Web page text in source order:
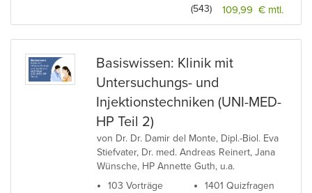
109,99 € mtl.
(543)
Basiswissen: Klinik mit
Untersuchungs- und
Injektionstechniken (UNI-MED-
HP Teil 2)
von Dr. Dr. Damir del Monte, Dipl.-Biol. Eva
Stiefvater, Dr. med. Andreas Reinert, Jana
Wünsche, HP Annette Guth, u.a.
103 Vorträge
1401 Quizfragen